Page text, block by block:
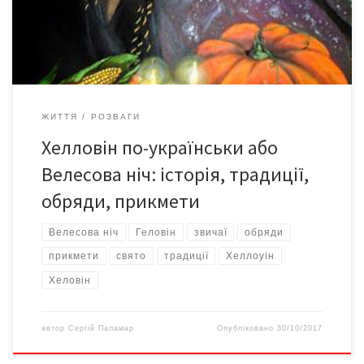
негативно, зазначаючи що це «чуже», запозичене свято.
Проте запозичена лише назва, адже в […]
ЖИТТЯ РОЗВАГИ
Хелловін по-українськи або
Велесова ніч: історія, традиції,
обряди, прикмети
Велесова ніч Геловін звичаї обряди
прикмети свято традиції Хеллоуін
Хеловін
автор Сергій Паламар Опубліковано30/10/2017